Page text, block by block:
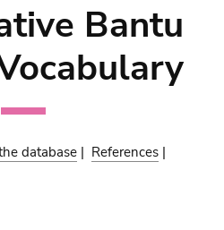
Bantu
database | References |